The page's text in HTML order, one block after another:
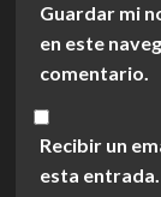
Guardar mi
en este
comentario.
Recibir un
esta entrada.